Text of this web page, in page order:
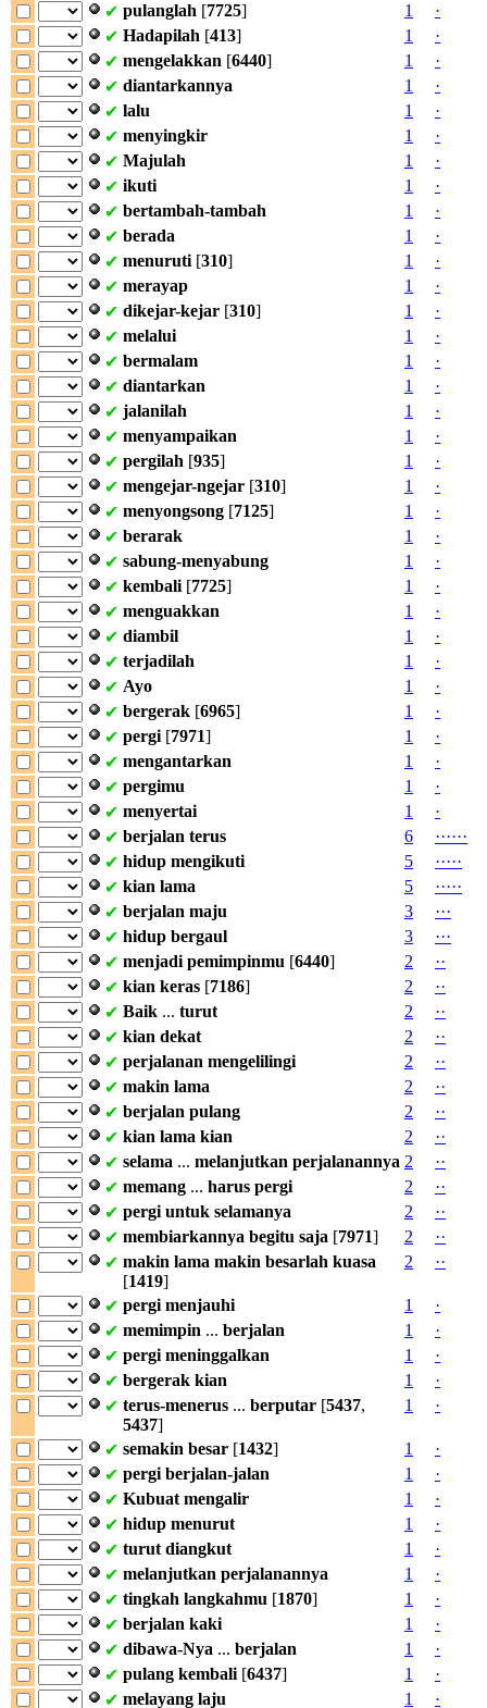
✔ pulanglah [7725] 1
·
✔ Hadapilah [413] 1
·
✔ mengelakkan [6440] 1
·
✔ diantarkannya 1
·
✔ lalu 1
·
✔ menyingkir 1
·
✔ Majulah 1
·
✔ ikuti 1
·
✔ bertambah-tambah 1
·
✔ berada 1
·
✔ menuruti [310] 1
·
✔ merayap 1
·
✔ dikejar-kejar [310] 1
·
✔ melalui 1
·
✔ bermalam 1
·
✔ diantarkan 1
·
✔ jalanilah 1
·
✔ menyampaikan 1
·
✔ pergilah [935] 1
·
✔ mengejar-ngejar [310] 1
·
✔ menyongsong [7125] 1
·
✔ berarak 1
·
✔ sabung-menyabung 1
·
✔ kembali [7725] 1
·
✔ menguakkan 1
·
✔ diambil 1
·
✔ terjadilah 1
·
✔ Ayo 1
·
✔ bergerak [6965] 1
·
✔ pergi [7971] 1
·
✔ mengantarkan 1
·
✔ pergimu 1
·
✔ menyertai 1
·
✔ berjalan terus 6 ······
✔ hidup mengikuti 5 ·····
✔ kian lama 5 ·····
✔ berjalan maju 3 ···
✔ hidup bergaul 3 ···
✔ menjadi pemimpinmu [6440] 2 ··
✔ kian keras [7186] 2 ··
✔ Baik ... turut 2 ··
✔ kian dekat 2 ··
✔ perjalanan mengelilingi 2 ··
✔ makin lama 2 ··
✔ berjalan pulang 2 ··
✔ kian lama kian 2 ··
✔ selama ... melanjutkan perjalanannya 2 ··
✔ memang ... harus pergi 2 ··
✔ pergi untuk selamanya 2 ··
✔ membiarkannya begitu saja [7971] 2 ··
✔ makin lama makin besarlah kuasa
[1419]
2 ··
✔ pergi menjauhi 1
·
✔ memimpin ... berjalan 1
·
✔ pergi meninggalkan 1
·
✔ bergerak kian 1
·
✔ terus-menerus ... berputar [5437,
5437]
1 ·
✔ semakin besar [1432] 1
·
✔ pergi berjalan-jalan 1
·
✔ Kubuat mengalir 1
·
✔ hidup menurut 1
·
✔ turut diangkut 1
·
✔ melanjutkan perjalanannya 1
·
✔ tingkah langkahmu [1870] 1
·
✔ berjalan kaki 1
·
✔ dibawa-Nya ... berjalan 1
·
✔ pulang kembali [6437] 1
·
✔ melayang laju 1 ·